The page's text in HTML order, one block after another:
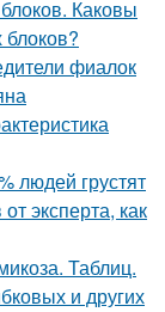
Каковы
фиалок
людей грустят
эксперта, как
Таблиц.
и других